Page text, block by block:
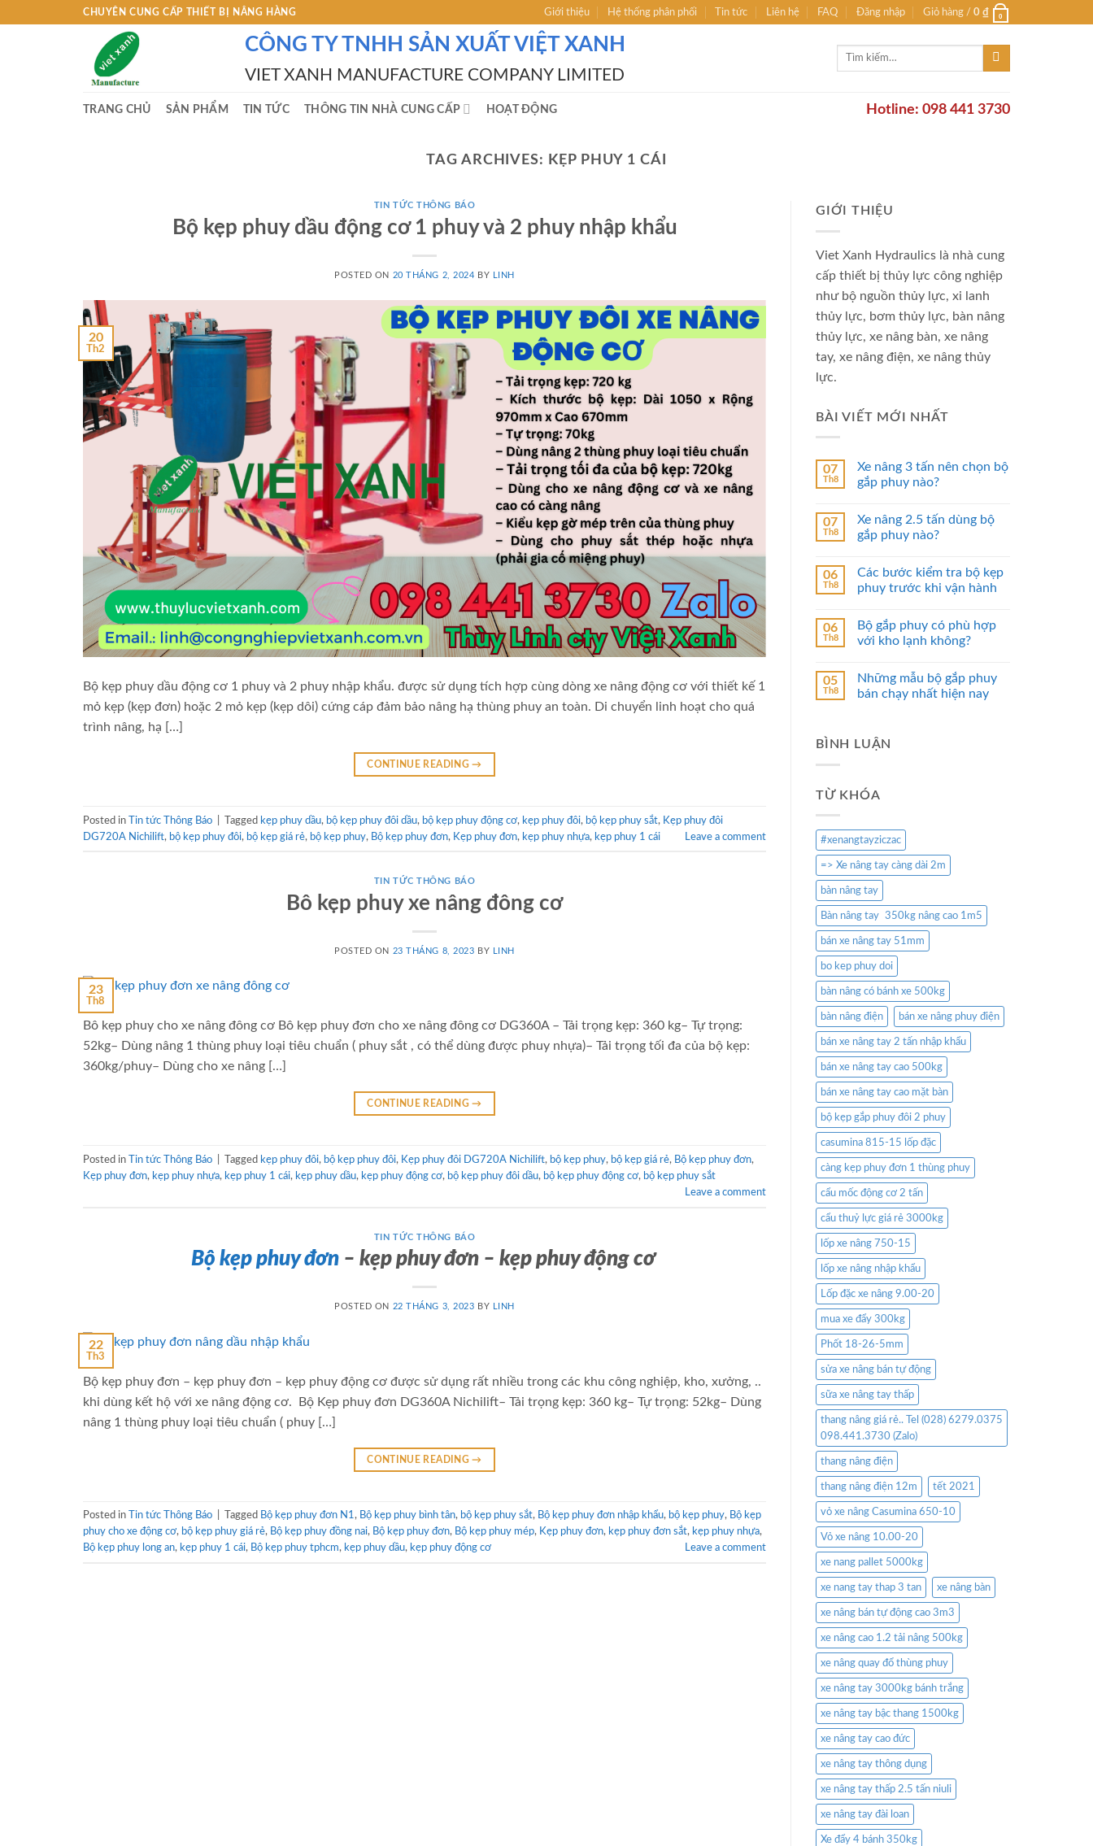
CHUYÊN CUNG CẤP THIẾT BỊ NÂNG HÀNG Giới thiệu Hệ thống phân phối Tin tức Liên hệ FAQ Đăng nhập Giỏ hàng / 0 ₫ 0
CÔNG TY TNHH SẢN XUẤT VIỆT XANH
VIET XANH MANUFACTURE COMPANY LIMITED
Tìm
TRANG CHỦ SẢN PHẨM TIN TỨC THÔNG TIN NHÀ CUNG CẤP HOẠT ĐỘNG Hotline: 098 441 3730
TAG ARCHIVES: KẸP PHUY 1 CÁI
TIN TỨC THÔNG BÁO
Bộ kẹp phuy dầu động cơ 1 phuy và 2 phuy nhập khẩu
POSTED ON 20 THÁNG 2, 2024 BY LINH
20
Th2
Bộ kẹp phuy dầu động cơ 1 phuy và 2 phuy nhập khẩu. được sử dụng tích hợp cùng dòng xe nâng động cơ với thiết kế 1
mỏ kẹp (kẹp đơn) hoặc 2 mỏ kẹp (kẹp dôi) cứng cáp đảm bảo nâng hạ thùng phuy an toàn. Di chuyển linh hoạt cho quá
trình nâng, hạ […]
CONTINUE READING→
Posted in Tin tức Thông Báo Tagged kẹp phuy dầu, bộ kẹp phuy đôi dầu, bộ kẹp phuy động cơ, kẹp phuy đôi, bộ kẹp phuy sắt, Kẹp phuy đôi
DG720A Nichilift, bộ kẹp phuy đôi, bộ kẹp giá rẻ, bộ kẹp phuy, Bộ kẹp phuy đơn, Kẹp phuy đơn, kẹp phuy nhựa, kẹp phuy 1 cái Leave a comment
TIN TỨC THÔNG BÁO
Bô kẹp phuy xe nâng đông cơ
POSTED ON 23 THÁNG 8, 2023 BY LINH
23
Th8
Bô kẹp phuy cho xe nâng đông cơ Bô kẹp phuy đơn cho xe nâng đông cơ DG360A – Tải trọng kẹp: 360 kg– Tự trọng:
52kg– Dùng nâng 1 thùng phuy loại tiêu chuẩn ( phuy sắt , có thể dùng được phuy nhựa)– Tải trọng tối đa của bộ kẹp:
360kg/phuy– Dùng cho xe nâng […]
CONTINUE READING→
Posted in Tin tức Thông Báo Tagged kẹp phuy đôi, bộ kẹp phuy đôi, Kẹp phuy đôi DG720A Nichilift, bộ kẹp phuy, bộ kẹp giá rẻ, Bộ kẹp phuy đơn,
Kẹp phuy đơn, kẹp phuy nhựa, kẹp phuy 1 cái, kẹp phuy dầu, kẹp phuy động cơ, bộ kẹp phuy đôi dầu, bộ kẹp phuy động cơ, bộ kẹp phuy sắt
Leave a comment
TIN TỨC THÔNG BÁO
Bộ kẹp phuy đơn– kẹp phuy đơn – kẹp phuy động cơ
POSTED ON 22 THÁNG 3, 2023 BY LINH
22
Th3
Bộ kẹp phuy đơn – kẹp phuy đơn – kẹp phuy động cơ được sử dụng rất nhiều trong các khu công nghiệp, kho, xưởng, ..
khi dùng kết hộ với xe nâng động cơ. Bộ Kẹp phuy đơn DG360A Nichilift– Tải trọng kẹp: 360 kg– Tự trọng: 52kg– Dùng
nâng 1 thùng phuy loại tiêu chuẩn ( phuy […]
CONTINUE READING→
Posted in Tin tức Thông Báo Tagged Bộ kẹp phuy đơn N1 , Bộ kẹp phuy bình tân, bộ kẹp phuy sắt, Bộ kẹp phuy đơn nhập khẩu, bộ kẹp phuy, Bộ kẹp
phuy cho xe động cơ, bộ kẹp phuy giá rẻ, Bộ kẹp phuy đồng nai, Bộ kẹp phuy đơn, Bộ kẹp phuy mép, Kẹp phuy đơn, kẹp phuy đơn sắt, kẹp phuy nhựa,
Bộ kẹp phuy long an, kẹp phuy 1 cái, Bộ kẹp phuy tphcm, kẹp phuy dầu, kẹp phuy động cơ Leave a comment
GIỚI THIỆU
Viet Xanh Hydraulics là nhà cung
cấp thiết bị thủy lực công nghiệp
như bộ nguồn thủy lực, xi lanh
thủy lực, bơm thủy lực, bàn nâng
thủy lực, xe nâng bàn, xe nâng
tay, xe nâng điện, xe nâng thủy
lực.
BÀI VIẾT MỚI NHẤT
07
Th8
Xe nâng 3 tấn nên chọn bộ
gắp phuy nào?
07
Th8
Xe nâng 2.5 tấn dùng bộ
gắp phuy nào?
06
Th8
Các bước kiểm tra bộ kẹp
phuy trước khi vận hành
06
Th8
Bộ gắp phuy có phù hợp
với kho lạnh không?
05
Th8
Những mẫu bộ gắp phuy
bán chạy nhất hiện nay
BÌNH LUẬN
TỪ KHÓA
#xenangtayziczac
=> Xe nâng tay càng dài 2m
bàn nâng tay
Bàn nâng tay 350kg nâng cao 1m5
bán xe nâng tay 51mm
bo kep phuy doi
bàn nâng có bánh xe 500kg
bàn nâng điện bán xe nâng phuy điện
bán xe nâng tay 2 tấn nhập khẩu
bán xe nâng tay cao 500kg
bán xe nâng tay cao mặt bàn
bộ kẹp gắp phuy đôi 2 phuy
casumina 815-15 lốp đặc
càng kẹp phuy đơn 1 thùng phuy
cẩu mốc động cơ 2 tấn
cẩu thuỷ lực giá rẻ 3000kg
lốp xe nâng 750-15
lốp xe nâng nhập khẩu
Lốp đặc xe nâng 9.00-20
mua xe đẩy 300kg
Phốt 18-26-5mm
sửa xe nâng bán tự động
sữa xe nâng tay thấp
thang nâng giá rẻ.. Tel (028) 6279.0375
098.441.3730 (Zalo)
thang nâng điện
thang nâng điện 12m tết 2021
vỏ xe nâng Casumina 650-10
Vỏ xe nâng 10.00-20
xe nang pallet 5000kg
xe nang tay thap 3 tan xe nâng bàn
xe nâng bán tự động cao 3m3
xe nâng cao 1.2 tải nâng 500kg
xe nâng quay đổ thùng phuy
xe nâng tay 3000kg bánh trắng
xe nâng tay bậc thang 1500kg
xe nâng tay cao đức
xe nâng tay thông dụng
xe nâng tay thấp 2.5 tấn niuli
xe nâng tay đài loan
Xe đẩy 4 bánh 350kg